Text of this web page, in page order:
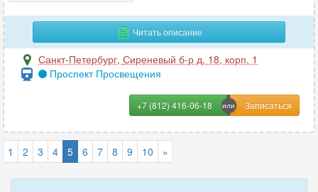
Читать описание
Санкт-Петербург, Сиреневый б-р д. 18, корп. 1
Проспект Просвещения
+7 (812) 416-06-18
1 2 3 4 5 6 7 8 9 10 »